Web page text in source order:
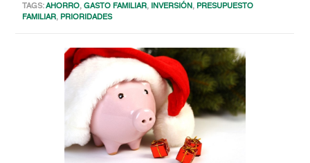
TAGS:AHORRO,GASTO FAMILIAR, INVERSIÓN, PRESUPUESTO
FAMILIAR, PRIORIDADES